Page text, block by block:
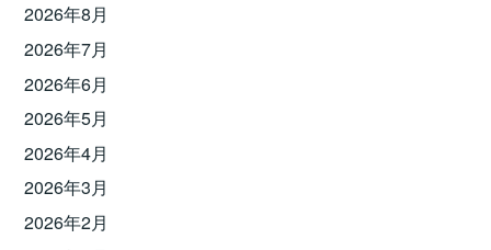
2026年8月
2026年7月
2026年6月
2026年5月
2026年4月
2026年3月
2026年2月